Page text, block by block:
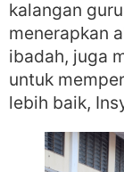
kalangan
menerapkan
ibadah, juga
untuk
lebih baik,